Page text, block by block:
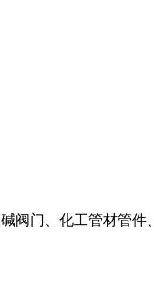
门、化工管材管件